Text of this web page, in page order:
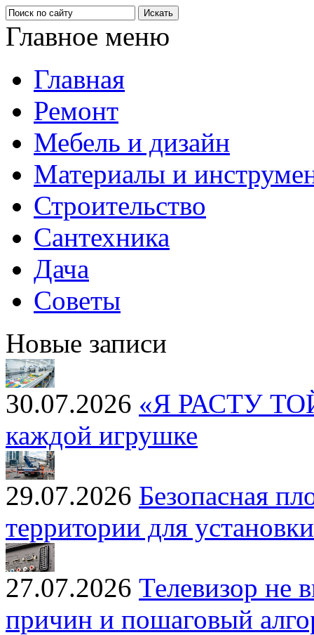
Главное меню
Главная
Ремонт
Мебель и дизайн
Материалы и
Строительство
Сантехника
Дача
Советы
Новые записи
30.07.2026 «Я РАСТУ
каждой игрушке
29.07.2026 Безопасная
территории для
27.07.2026 Телевизор не
причин и пошаговый